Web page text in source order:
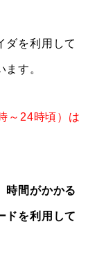
ダを利用して
す。
～24時頃）は
時間がかかる
ドを利用して